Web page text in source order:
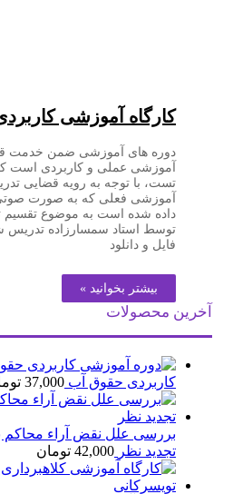
کارگاه آموزشی
دوره های آموزشی ضمن خدمت
آموزشی عملی و کاربردی است
تست، با توجه به رویه قضایی
آموزشی فعلی که به صورت صوتی
داده شده است به موضوع تقسیم
توسط استاد سمسارزاده تدریس
فایل و دانلود
بیشتر بخوانید »
آخرین محصولات
کاربردی حقوق آب 37,000
بررسی علل نقض آراء محاکم
تجدید نظر 42,000 تومان